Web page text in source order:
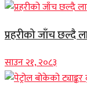
प्रहरीको जाँच छल्दै
साउन २१, २०८३